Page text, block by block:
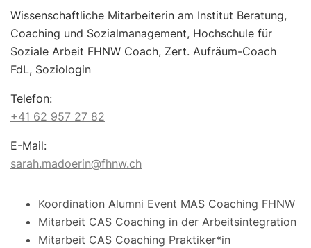
Wissenschaftliche Mitarbeiterin am Institut Beratung,
Coaching und Sozialmanagement, Hochschule für
Soziale Arbeit FHNW Coach, Zert. Aufräum-Coach
FdL, Soziologin
Telefon:
+41 62 957 27 82
E-Mail:
sarah.madoerin@fhnw.ch
Koordination Alumni Event MAS Coaching FHNW
Mitarbeit CAS Coaching in der Arbeitsintegration
Mitarbeit CAS Coaching Praktiker*in